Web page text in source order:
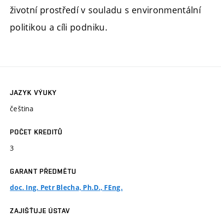
životní prostředí v souladu s environmentální
politikou a cíli podniku.
JAZYK VÝUKY
čeština
POČET KREDITŮ
3
GARANT PŘEDMĚTU
doc. Ing. Petr Blecha, Ph.D., FEng.
ZAJIŠŤUJE ÚSTAV